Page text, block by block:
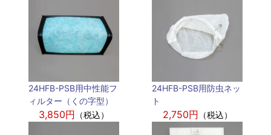
24HFB-PSB用中性能フ
ィルター（くの字型）
3,850円 （税込）
24HFB-PSB用防虫ネッ
ト
2,750円 （税込）